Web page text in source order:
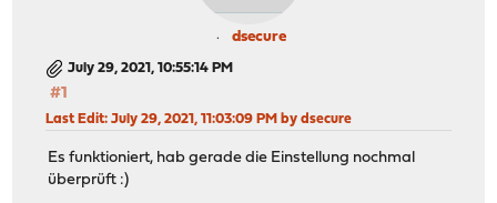
dsecure
July 29, 2021, 10:55:14 PM
#1
Last Edit: July 29, 2021, 11:03:09 PM by dsecure
Es funktioniert, hab gerade die Einstellung nochmal
überprüft :)